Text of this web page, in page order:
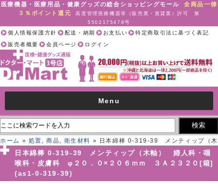
医療機器・医療用品・健康グッズの総合ショッピングモール全商品一律
３％ポイント還元
高度管理医療機器等（販売業・賃貸業）許可 第
5502175478号
個人情報保護方針 配送・納期 お支払い
特定商取引法に基づく表記
販売者概要
会員ページ ログイン
Menu
ホーム » 処置 ,商品, 衛生材料 » 日本綿棒 0-319-39 メンティップ（木
軸） 婦人科・咽喉科・皮膚科 φ２０．０×２０６ｍｍ ３Ａ２３２０
[箱](as1-0-319-39)
日本綿棒 0-319-39 メンティップ（木軸） 婦人科・咽
喉科・皮膚科 φ２０．０×２０６ｍｍ ３Ａ２３２０[箱]
(as1-0-319-39)